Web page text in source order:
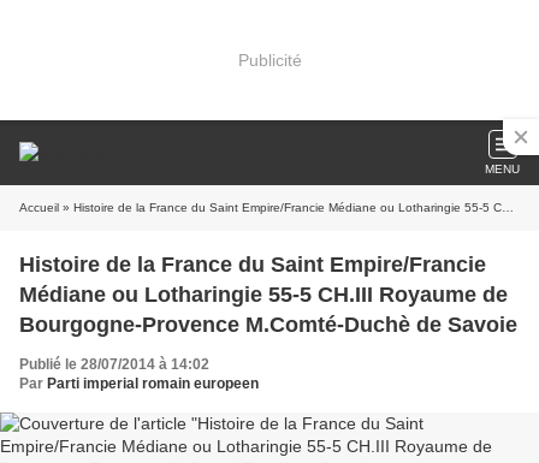
Publicité
MENU
Accueil » Histoire de la France du Saint Empire/Francie Médiane ou Lotharingie 55-5 CH.III Royaume de Bourgogne-Provence M.Comté-Duchè de Savoie
Histoire de la France du Saint Empire/Francie
Médiane ou Lotharingie 55-5 CH.III Royaume de
Bourgogne-Provence M.Comté-Duchè de Savoie
Publié le 28/07/2014 à 14:02
Par Parti imperial romain europeen